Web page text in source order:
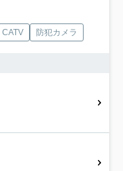
CATV 防犯カメラ